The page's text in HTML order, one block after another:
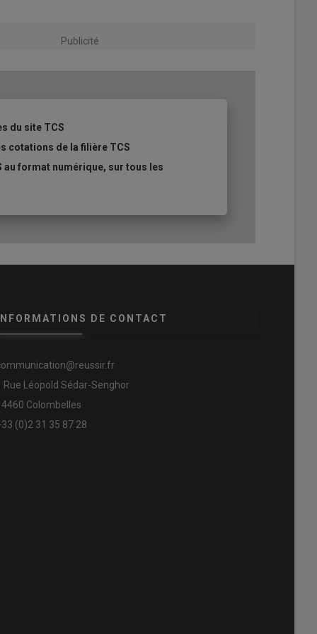
Publicité
du site TCS
cotations de la filière TCS
au format numérique, sur tous les
DE CONTACT
Rue Léopold Sédar-Senghor
Colombelles
(0)2 31 35 87 28